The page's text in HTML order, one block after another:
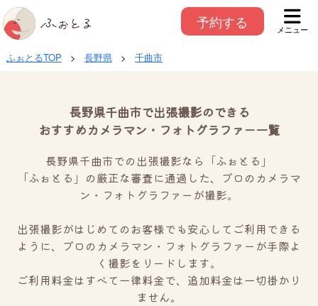
予約する メニュー
ふぉとるTOP > 長野県 > 千曲市
長野県千曲市で出張撮影のできる
おすすめカメラマン・フォトグラファー一覧
長野県千曲市での出張撮影なら「ふぉとる」
「ふぉとる」の厳正な審査に通過した、プロのカメラマ
ン・フォトグラファーが撮影。
出張撮影がはじめてのお客様でも安心してご利用できる
ように、プロのカメラマン・フォトグラファーが手際よ
く撮影をリードします。
ご利用料金はすべて一律料金で、追加料金は一切掛かり
ません。